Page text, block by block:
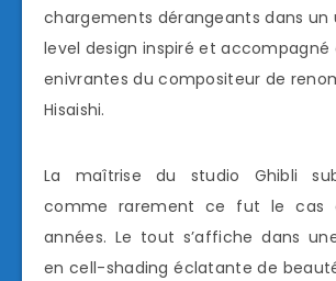
chargements dérangeants dans un
level design inspiré et accompagné
enivrantes du compositeur de
Hisaishi.
La maîtrise du studio Ghibli
comme rarement ce fut le cas
années. Le tout s’affiche dans
en cell-shading éclatante de